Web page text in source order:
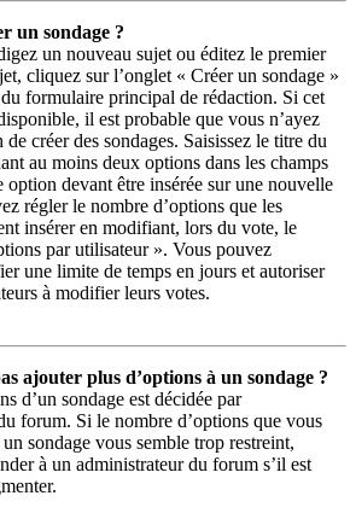
un sondage ?
un nouveau sujet ou éditez le premier
cliquez sur l’onglet « Créer un sondage »
du formulaire principal de rédaction. Si cet
il est probable que vous n’ayez
de créer des sondages. Saisissez le titre du
au moins deux options dans les champs
option devant être insérée sur une nouvelle
régler le nombre d’options que les
insérer en modifiant, lors du vote, le
par utilisateur ». Vous pouvez
une limite de temps en jours et autoriser
à modifier leurs votes.
ajouter plus d’options à un sondage ?
d’un sondage est décidée par
forum. Si le nombre d’options que vous
sondage vous semble trop restreint,
à un administrateur du forum s’il est